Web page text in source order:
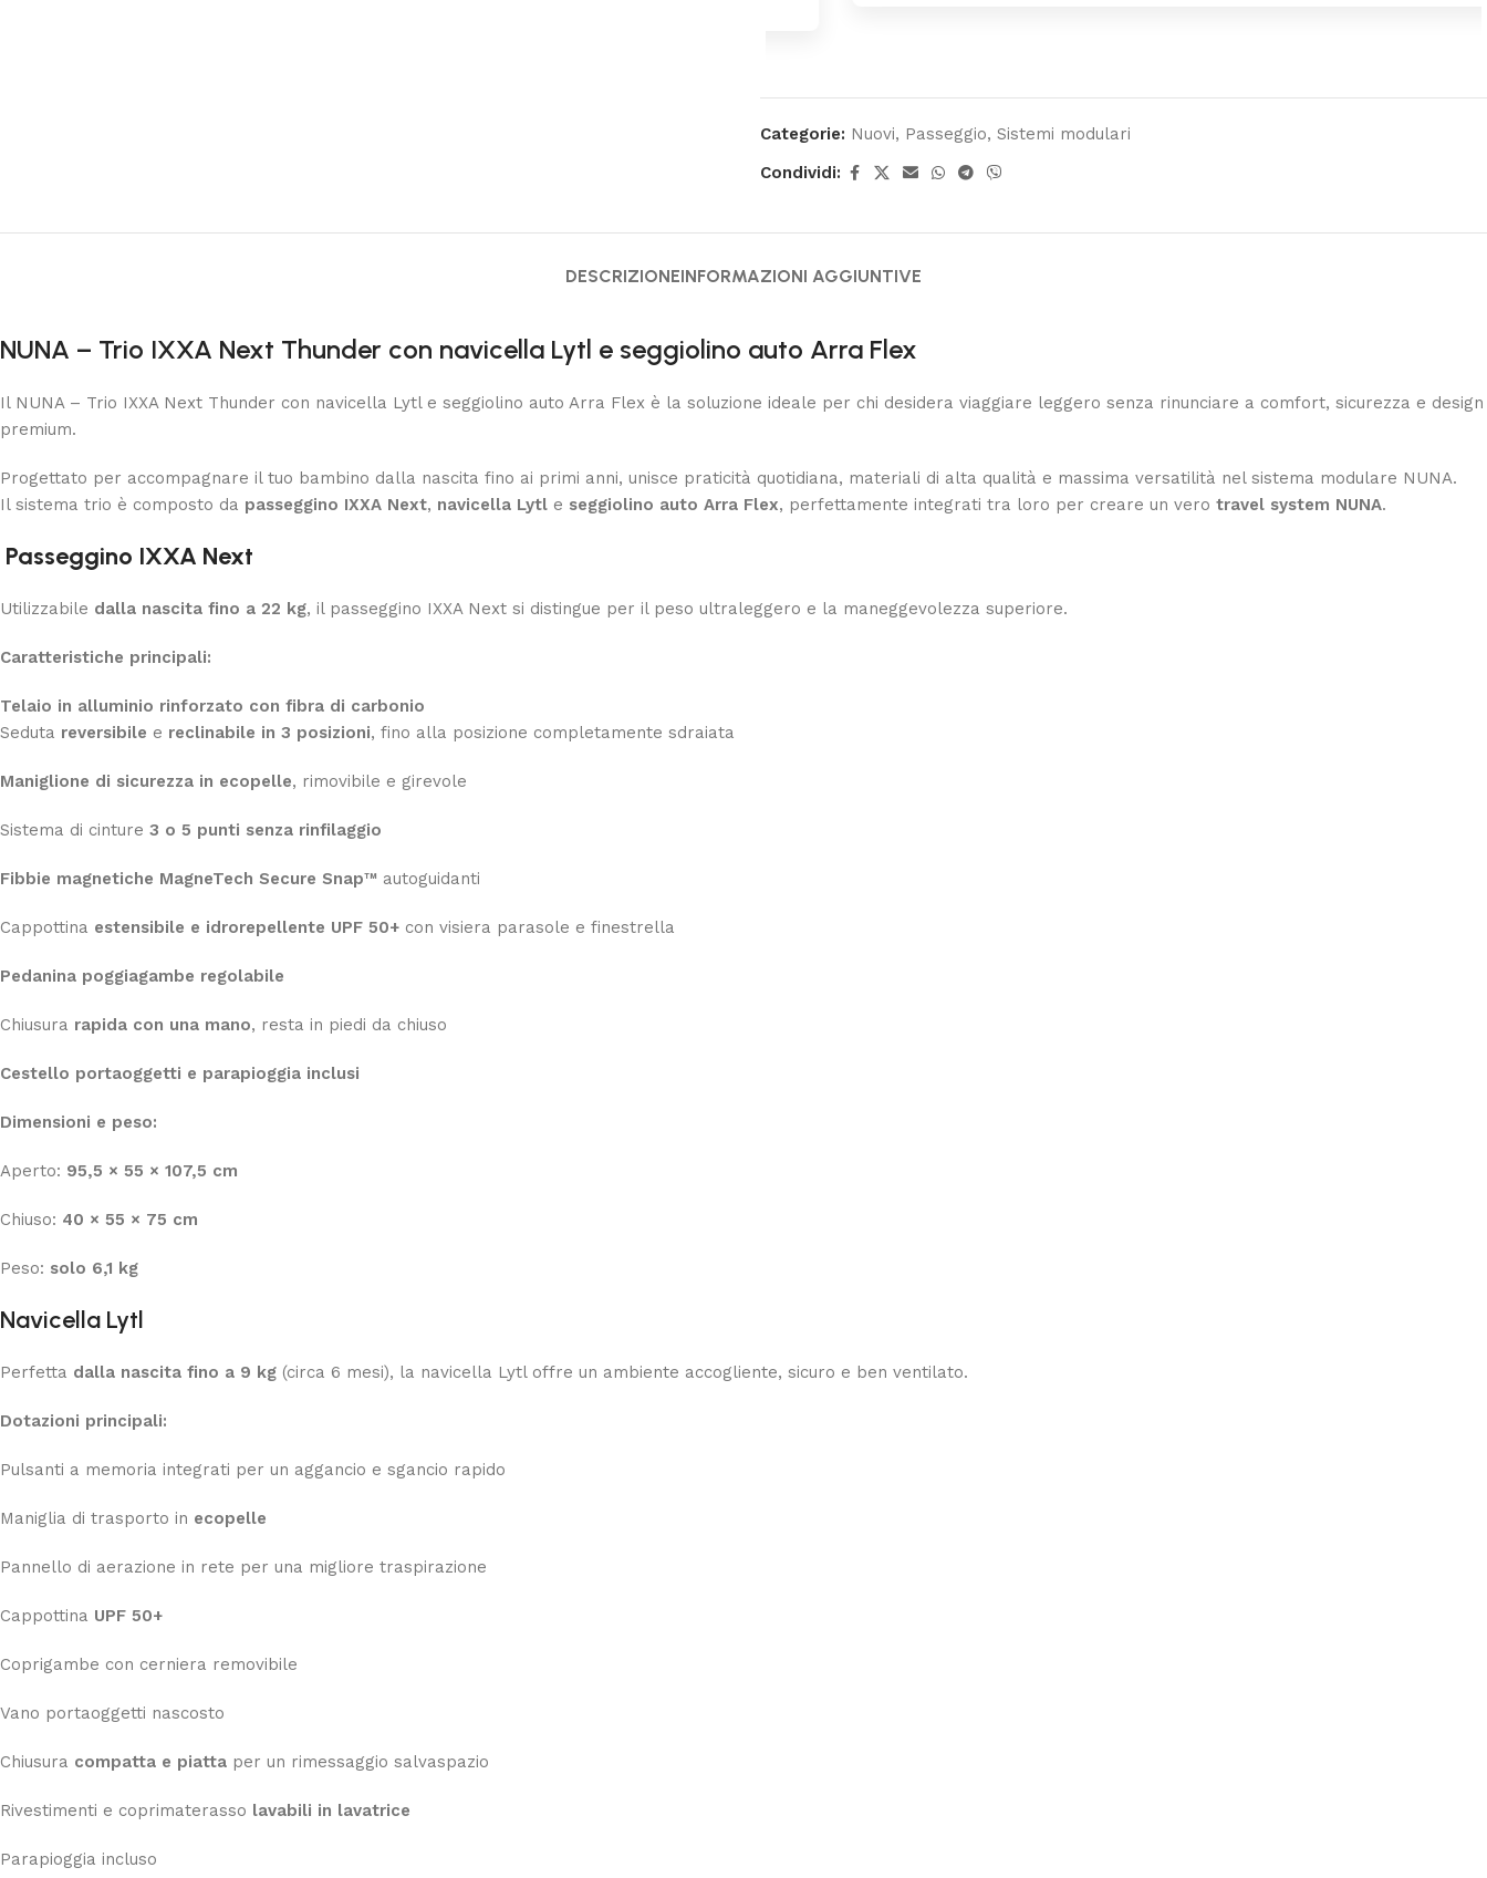
Categorie: Nuovi, Passeggio, Sistemi modulari
Condividi:
DESCRIZIONEINFORMAZIONI AGGIUNTIVE
NUNA – Trio IXXA Next Thunder con navicella Lytl e seggiolino auto Arra Flex
Il NUNA – Trio IXXA Next Thunder con navicella Lytl e seggiolino auto Arra Flex è la soluzione ideale per chi desidera viaggiare leggero senza rinunciare a comfort, sicurezza e design
premium.
Progettato per accompagnare il tuo bambino dalla nascita fino ai primi anni, unisce praticità quotidiana, materiali di alta qualità e massima versatilità nel sistema modulare NUNA.
Il sistema trio è composto da passeggino IXXA Next, navicella Lytl e seggiolino auto Arra Flex, perfettamente integrati tra loro per creare un vero travel system NUNA.
Passeggino IXXA Next
Utilizzabile dalla nascita fino a 22 kg, il passeggino IXXA Next si distingue per il peso ultraleggero e la maneggevolezza superiore.
Caratteristiche principali:
Telaio in alluminio rinforzato con fibra di carbonio
Seduta reversibile e reclinabile in 3 posizioni, fino alla posizione completamente sdraiata
Maniglione di sicurezza in ecopelle, rimovibile e girevole
Sistema di cinture 3 o 5 punti senza rinfilaggio
Fibbie magnetiche MagneTech Secure Snap™ autoguidanti
Cappottina estensibile e idrorepellente UPF 50+ con visiera parasole e finestrella
Pedanina poggiagambe regolabile
Chiusura rapida con una mano, resta in piedi da chiuso
Cestello portaoggetti e parapioggia inclusi
Dimensioni e peso:
Aperto: 95,5 × 55 × 107,5 cm
Chiuso: 40 × 55 × 75 cm
Peso: solo 6,1 kg
Navicella Lytl
Perfetta dalla nascita fino a 9 kg (circa 6 mesi), la navicella Lytl offre un ambiente accogliente, sicuro e ben ventilato.
Dotazioni principali:
Pulsanti a memoria integrati per un aggancio e sgancio rapido
Maniglia di trasporto in ecopelle
Pannello di aerazione in rete per una migliore traspirazione
Cappottina UPF 50+
Coprigambe con cerniera removibile
Vano portaoggetti nascosto
Chiusura compatta e piatta per un rimessaggio salvaspazio
Rivestimenti e coprimaterasso lavabili in lavatrice
Parapioggia incluso